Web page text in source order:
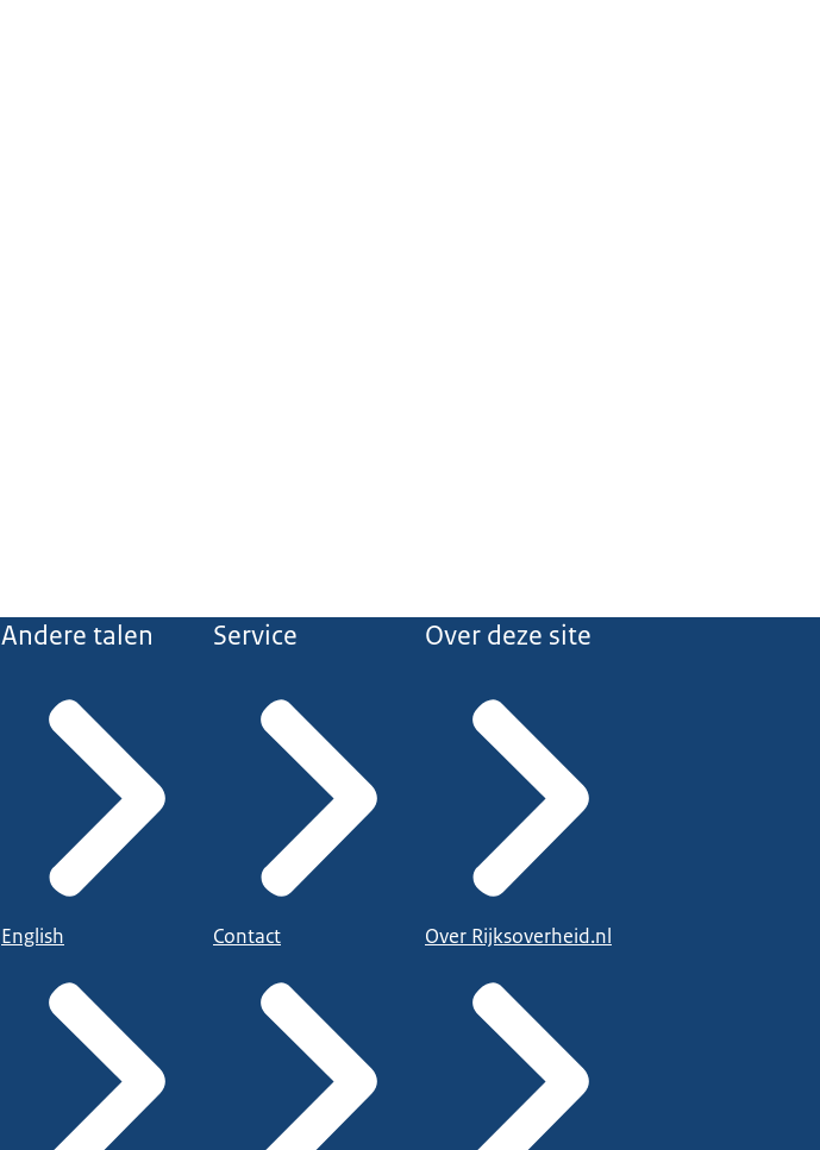
Andere talen
English
Service
Contact
Over deze site
Over Rijksoverheid.nl